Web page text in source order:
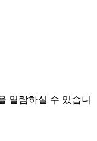
열람하실 수 있습니